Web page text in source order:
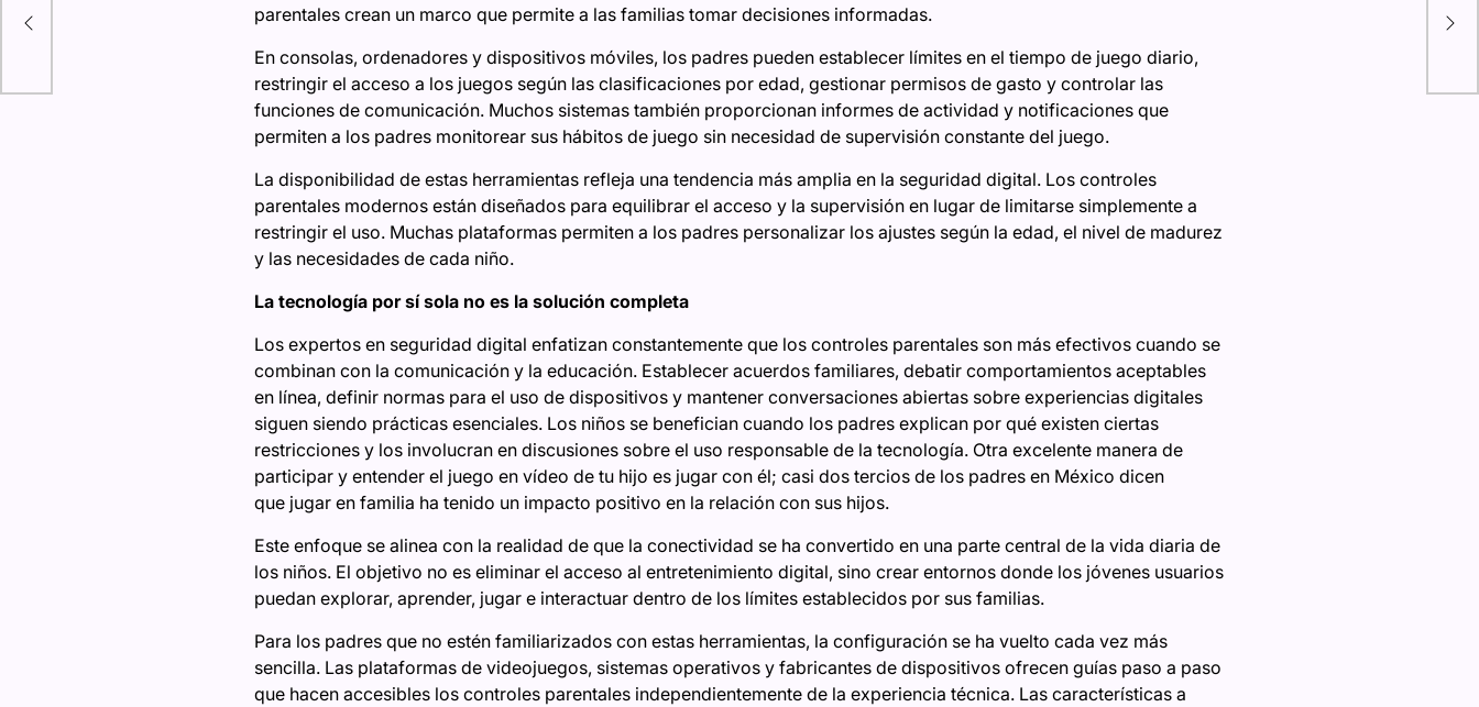
parentales crean un marco que permite a las familias tomar decisiones informadas.
En consolas, ordenadores y dispositivos móviles, los padres pueden establecer límites en el tiempo de juego diario,
restringir el acceso a los juegos según las clasificaciones por edad, gestionar permisos de gasto y controlar las
funciones de comunicación. Muchos sistemas también proporcionan informes de actividad y notificaciones que
permiten a los padres monitorear sus hábitos de juego sin necesidad de supervisión constante del juego.
La disponibilidad de estas herramientas refleja una tendencia más amplia en la seguridad digital. Los controles
parentales modernos están diseñados para equilibrar el acceso y la supervisión en lugar de limitarse simplemente a
restringir el uso. Muchas plataformas permiten a los padres personalizar los ajustes según la edad, el nivel de madurez
y las necesidades de cada niño.
La tecnología por sí sola no es la solución completa
Los expertos en seguridad digital enfatizan constantemente que los controles parentales son más efectivos cuando se
combinan con la comunicación y la educación. Establecer acuerdos familiares, debatir comportamientos aceptables
en línea, definir normas para el uso de dispositivos y mantener conversaciones abiertas sobre experiencias digitales
siguen siendo prácticas esenciales. Los niños se benefician cuando los padres explican por qué existen ciertas
restricciones y los involucran en discusiones sobre el uso responsable de la tecnología. Otra excelente manera de
participar y entender el juego en vídeo de tu hijo es jugar con él; casi dos tercios de los padres en México dicen
que jugar en familia ha tenido un impacto positivo en la relación con sus hijos.
Este enfoque se alinea con la realidad de que la conectividad se ha convertido en una parte central de la vida diaria de
los niños. El objetivo no es eliminar el acceso al entretenimiento digital, sino crear entornos donde los jóvenes usuarios
puedan explorar, aprender, jugar e interactuar dentro de los límites establecidos por sus familias.
Para los padres que no estén familiarizados con estas herramientas, la configuración se ha vuelto cada vez más
sencilla. Las plataformas de videojuegos, sistemas operativos y fabricantes de dispositivos ofrecen guías paso a paso
que hacen accesibles los controles parentales independientemente de la experiencia técnica. Las características a
ya